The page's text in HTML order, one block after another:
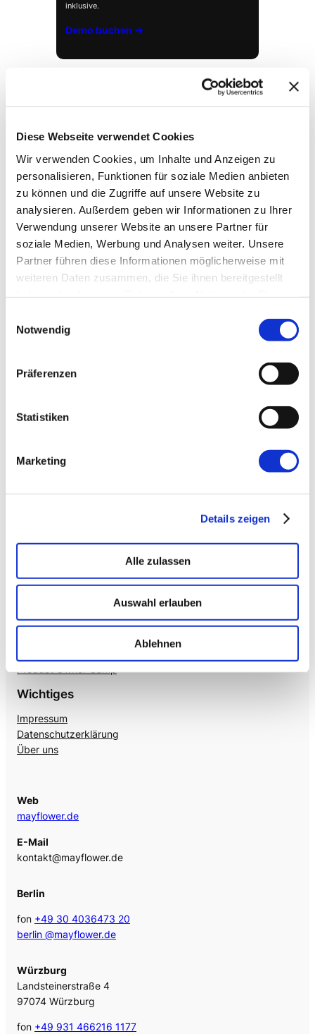
Diese Webseite verwendet Cookies
Wir verwenden Cookies, um Inhalte und Anzeigen zu
personalisieren, Funktionen für soziale Medien anbieten
zu können und die Zugriffe auf unsere Website zu
analysieren. Außerdem geben wir Informationen zu Ihrer
Verwendung unserer Website an unsere Partner für
soziale Medien, Werbung und Analysen weiter. Unsere
Partner führen diese Informationen möglicherweise mit
weiteren Daten zusammen, die Sie ihnen bereitgestellt
Notwendig
Präferenzen
Statistiken
Marketing
Details zeigen
Alle zulassen
Auswahl erlauben
Ablehnen
inklusive.
Demo buchen →
mAIstack → FOUNDATION
KI-Fundament für Unternehmen. On-prem.
Einsatzbereit in Wochen, nicht Quartalen.
Citizen Developer bauen Apps, IT hält die Kontrolle.
Enterprise VoiceAI
gängigen Telefonanlagen
Wichtiges
Impressum
Datenschutzerklärung
Über uns
Web
mayflower.de
E-Mail
kontakt@mayflower.de
Berlin
fon +49 30 4036473 20
berlin @mayflower.de
Würzburg
Landsteinerstraße 4
97074 Würzburg
fon +49 931 466216 1177